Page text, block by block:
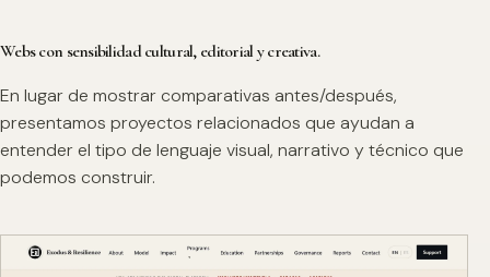
Webs con sensibilidad cultural, editorial y creativa.
En lugar de mostrar comparativas antes/después,
presentamos proyectos relacionados que ayudan a
entender el tipo de lenguaje visual, narrativo y técnico que
podemos construir.